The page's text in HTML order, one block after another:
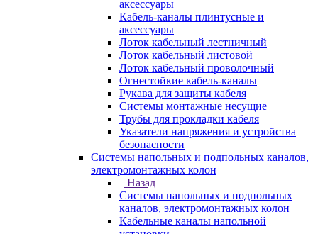
аксессуары
Кабель-каналы плинтусные и
аксессуары
Лоток кабельный лестничный
Лоток кабельный листовой
Лоток кабельный проволочный
Огнестойкие кабель-каналы
Рукава для защиты кабеля
Системы монтажные несущие
Трубы для прокладки кабеля
Указатели напряжения и устройства
безопасности
Системы напольных и подпольных каналов,
электромонтажных колон
Назад
Системы напольных и подпольных
каналов, электромонтажных колон
Кабельные каналы напольной